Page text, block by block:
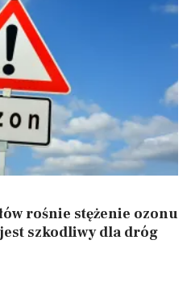
rośnie stężenie ozonu
szkodliwy dla dróg